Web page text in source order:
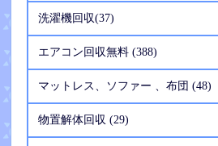
洗濯機回収(37)
エアコン回収無料 (388)
マットレス、ソファー 、布団 (48)
物置解体回収 (29)